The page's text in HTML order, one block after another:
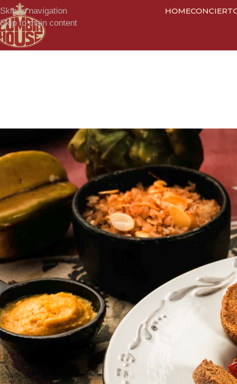
Skip to navigation
Skip to main content
HOME